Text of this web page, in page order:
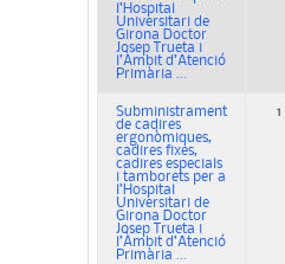
l’Hospital
Universitari de
Girona Doctor
Josep Trueta i
l’Àmbit d’Atenció
Primària ...
Subministrament
de cadires
ergonòmiques,
cadires fixes,
cadires especials
i tamborets per a
l’Hospital
Universitari de
Girona Doctor
Josep Trueta i
l’Àmbit d’Atenció
Primària ...
1